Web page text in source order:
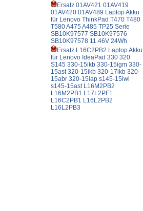
Ersatz 01AV421 01AV419
01AV420 01AV489 Laptop Akku
für Lenovo ThinkPad T470 T480
T580 A475 A485 TP25 Serie
SB10K97577 SB10K97576
SB10K97578 11.46V 24Wh
Ersatz L16C2PB2 Laptop Akku
für Lenovo IdeaPad 330 320
S145 330-15ikb 330-15igm 330-
15ast 320-15ikb 320-17ikb 320-
15abr 320-15iap s145-15iwl
s145-15ast L16M2PB2
L16M2PB1 L17L2PF1
L16C2PB1 L16L2PB2
L16L2PB3